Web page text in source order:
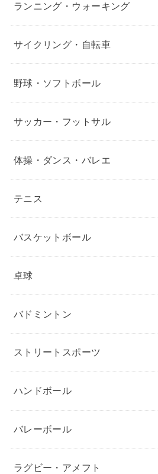
ランニング・ウォーキング
サイクリング・自転車
野球・ソフトボール
サッカー・フットサル
体操・ダンス・バレエ
テニス
バスケットボール
卓球
バドミントン
ストリートスポーツ
ハンドボール
バレーボール
ラグビー・アメフト